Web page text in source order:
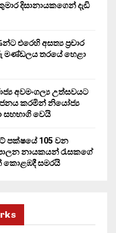
දිසානායකගෙන් දැඩි
එරෙහි අසත්‍ය ප්‍රචාර
තරයේ හෙළා
අවමංගල්‍ය උත්සවයට
කරමින් නියෝජ්‍ය
සහභාගි වෙයි
105 වන
නායකයන් රැසකගේ
කොළඹදී සමරයි